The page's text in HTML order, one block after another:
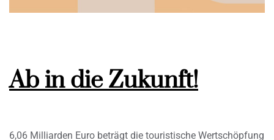
Ab in die Zukunft!
6,06 Milliarden Euro beträgt die touristische Wertschöpfung